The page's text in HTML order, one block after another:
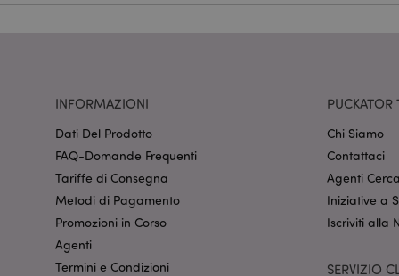
INFORMAZIONI
Dati Del Prodotto
FAQ-Domande Frequenti
Tariffe di Consegna
Metodi di Pagamento
Promozioni in Corso
Agenti
Termini e Condizioni
PUCKATOR
Chi Siamo
Contattaci
Agenti
Iniziative a
Iscriviti alla
SERVIZIO
section_data_ids